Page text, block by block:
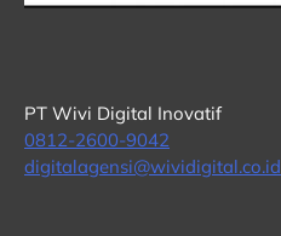
PT Wivi Digital Inovatif
0812-2600-9042
digitalagensi@wividigital.co.id